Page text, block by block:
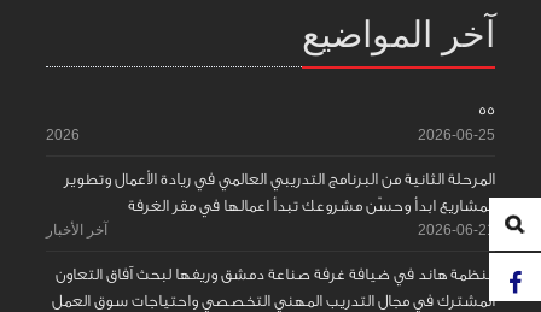
آخر المواضيع
55
2026-06-25
2026
المرحلة الثانية من البرنامج التدريبي العالمي في ريادة الأعمال وتطوير
المشاريع ابدأ وحسّن مشروعك تبدأ اعمالها في مقر الغرفة
2026-06-21 آخر الأخبار
منظمة هاند في ضيافة غرفة صناعة دمشق وريفها لبحث آفاق التعاون
المشترك في مجال التدريب المهني التخصصي واحتياجات سوق العمل